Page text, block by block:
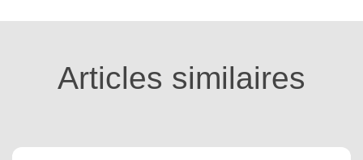
Articles similaires